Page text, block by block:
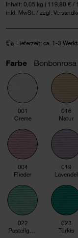
Inhalt: 0,05 kg ( 119,80 € /
inkl. MwSt. / zzgl.
Lieferzeit: ca. 1-3
Farbe Bonbonrosa
001
Creme
016
Natur
004
Flieder
019
Lavendel
022
023
Türkis